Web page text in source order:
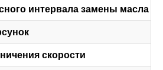
интервала замены масла
скорости